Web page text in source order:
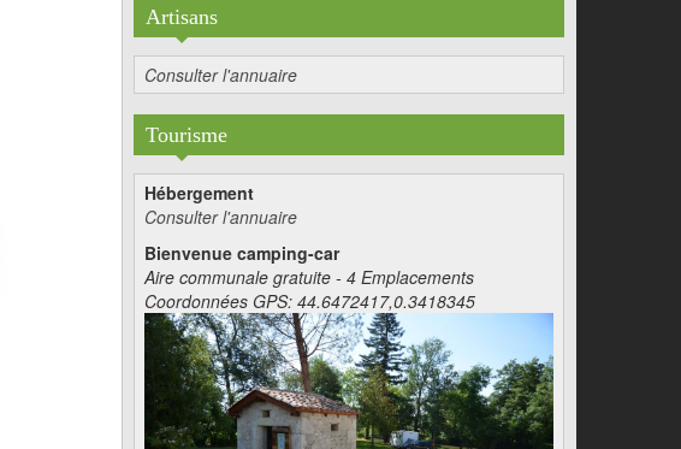
Artisans
Consulter l'annuaire
Tourisme
Hébergement
Consulter l'annuaire
Bienvenue camping-car
Aire communale gratuite - 4 Emplacements
Coordonnées GPS: 44.6472417,0.3418345